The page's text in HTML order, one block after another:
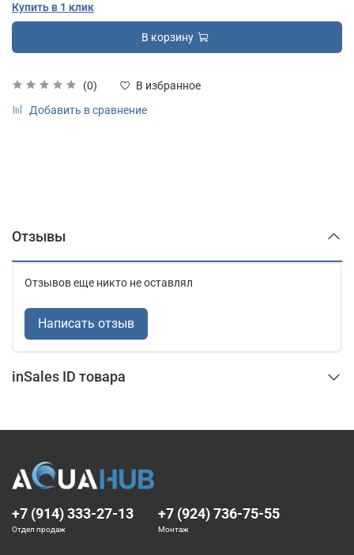
(0)
В избранное
Добавить в сравнение
Купить в 1 клик
В корзину
Отзывы
Отзывов еще никто не оставлял
Написать отзыв
inSales ID товара
+7 (914) 333-27-13
Отдел продаж
+7 (924) 736-75-55
Монтаж